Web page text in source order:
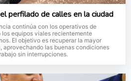
perfilado de calles en la ciudad
continúa con los operativos de
equipos viales recientemente
El objetivo es recuperar la mayor
aprovechando las buenas condiciones
sin interrupciones.